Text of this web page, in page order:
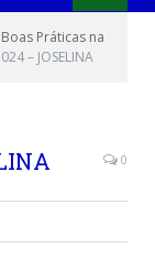
Práticas na
– JOSELINA
0